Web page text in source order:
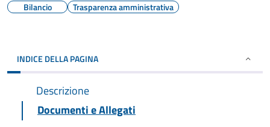
Bilancio Trasparenza amministrativa
INDICE DELLA PAGINA
Descrizione
Documenti e Allegati